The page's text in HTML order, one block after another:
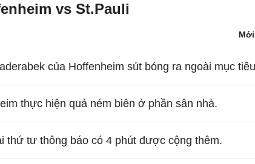
vs St.Pauli
của Hoffenheim sút bóng ra ngoài mục tiêu
thực hiện quả ném biên ở phần sân nhà.
thứ tư thông báo có 4 phút được cộng thêm.